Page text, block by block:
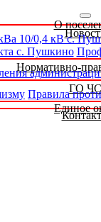
О
10/0,4 кВ с.
с. Пушкино
Нормативно-
ГО ЧС
Правила
Единое